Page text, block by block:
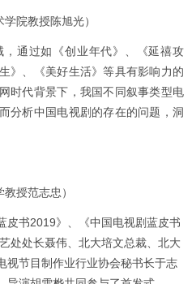
学院教授陈旭光）
通过如《创业年代》、《延禧攻
》、《美好生活》等具有影响力的
时代背景下，我国不同叙事类型电
分析中国电视剧的存在的问题，洞
教授范志忠）
皮书2019》、《中国电视剧蓝皮书
处处长聂伟、北大培文总裁、北大
视节目制作业行业协会秘书长于志